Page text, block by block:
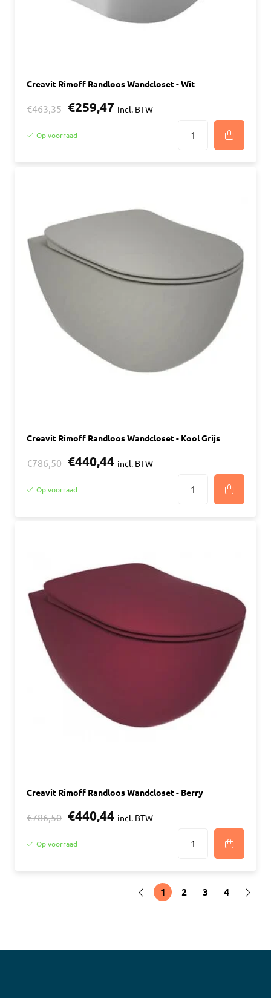
Creavit Rimoff Randloos Wandcloset - Wit
€463,35 €259,47 incl. BTW
Op voorraad
Creavit Rimoff Randloos Wandcloset - Kool Grijs
€786,50 €440,44 incl. BTW
Op voorraad
Creavit Rimoff Randloos Wandcloset - Berry
€786,50 €440,44 incl. BTW
Op voorraad
1 2 3 4